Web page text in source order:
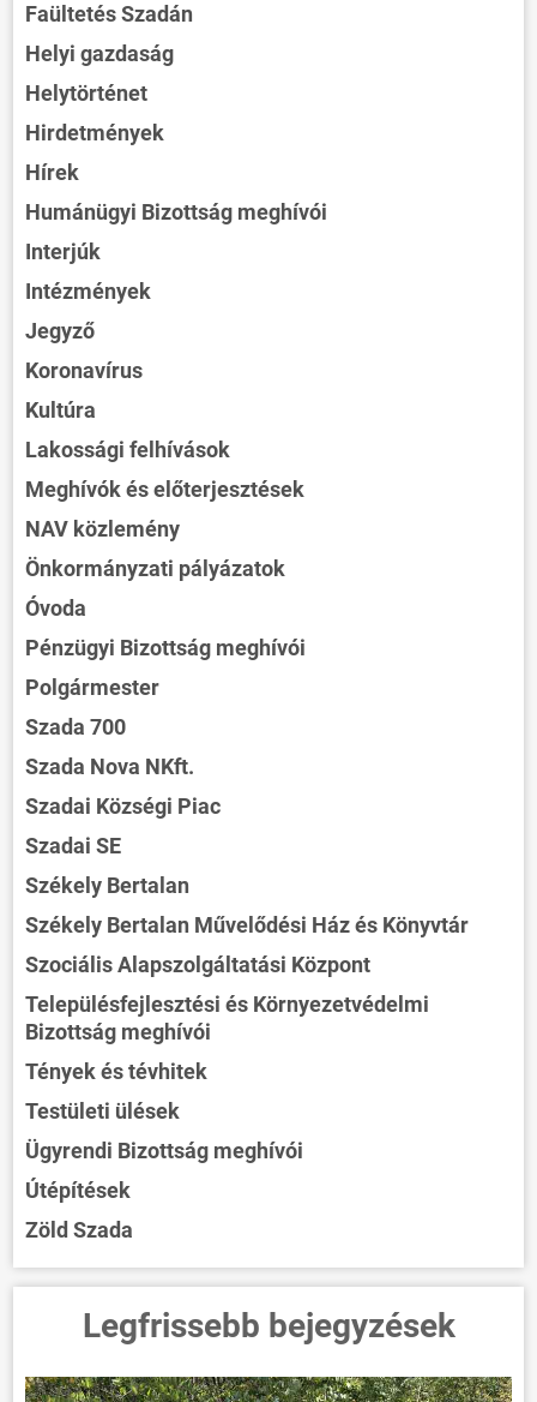
Faültetés Szadán
Helyi gazdaság
Helytörténet
Hirdetmények
Hírek
Humánügyi Bizottság meghívói
Interjúk
Intézmények
Jegyző
Koronavírus
Kultúra
Lakossági felhívások
Meghívók és előterjesztések
NAV közlemény
Önkormányzati pályázatok
Óvoda
Pénzügyi Bizottság meghívói
Polgármester
Szada 700
Szada Nova NKft.
Szadai Községi Piac
Szadai SE
Székely Bertalan
Székely Bertalan Művelődési Ház és Könyvtár
Szociális Alapszolgáltatási Központ
Településfejlesztési és Környezetvédelmi
Bizottság meghívói
Tények és tévhitek
Testületi ülések
Ügyrendi Bizottság meghívói
Útépítések
Zöld Szada
Legfrissebb bejegyzések